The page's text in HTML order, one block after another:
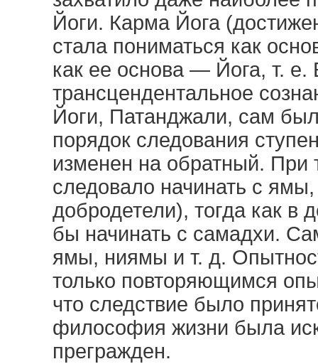
Йоги. Карма Йога
стала пониматься как
как ее основа — Йога, т. е.
трансцендентальное
Йоги, Патанджали, сам
порядок следования
изменен на обратный. При
следовало начинать с
добродетели), тогда как в
бы начинать с самадхи.
ямы, ниямы и т. д.
только повторяющимся
что следствие было
философия жизни была
прегражден.